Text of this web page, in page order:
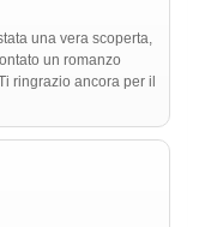
una vera scoperta,
un romanzo
ringrazio ancora per il